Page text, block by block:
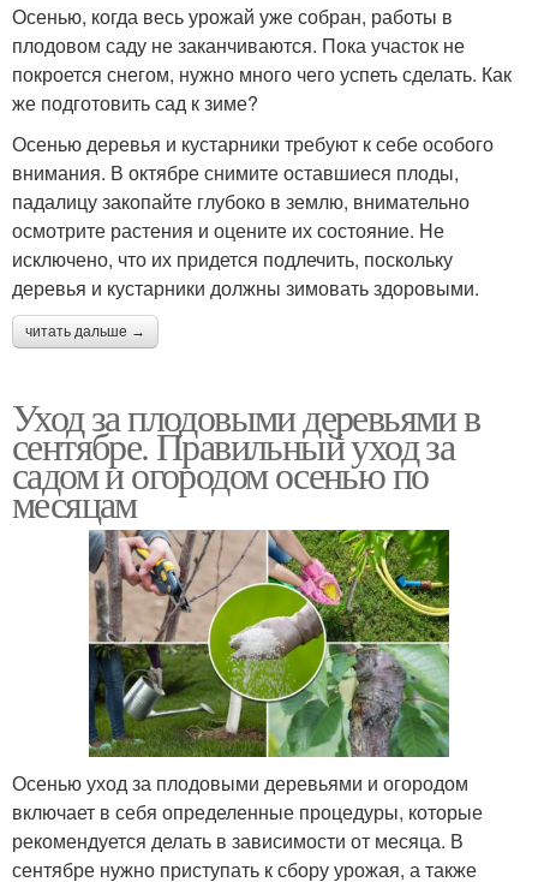
Осенью, когда весь урожай уже собран, работы в
плодовом саду не заканчиваются. Пока участок не
покроется снегом, нужно много чего успеть сделать. Как
же подготовить сад к зиме?
Осенью деревья и кустарники требуют к себе особого
внимания. В октябре снимите оставшиеся плоды,
падалицу закопайте глубоко в землю, внимательно
осмотрите растения и оцените их состояние. Не
исключено, что их придется подлечить, поскольку
деревья и кустарники должны зимовать здоровыми.
читать дальше →
Уход за плодовыми деревьями в
сентябре. Правильный уход за
садом и огородом осенью по
месяцам
Осенью уход за плодовыми деревьями и огородом
включает в себя определенные процедуры, которые
рекомендуется делать в зависимости от месяца. В
сентябре нужно приступать к сбору урожая, а также